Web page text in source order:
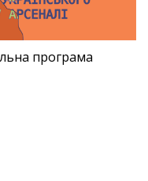
програма